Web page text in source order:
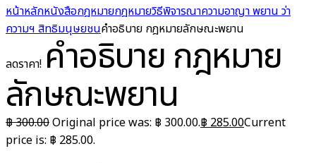
หน้าหลักหนังสือกฎหมายกฎหมายวิธีพิจารณาความอาญา พยาน ว่า
ความฯ สิทธิมนุษยชนคำอธิบาย กฎหมายลักษณะพยาน
ลดราคา! คำอธิบาย กฎหมาย
ลักษณะพยาน
฿300.00Original price was: ฿ 300.00.฿ 285.00Current
price is: ฿ 285.00.